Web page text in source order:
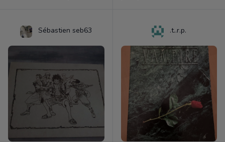
Sébastien seb63 .t..r.p.